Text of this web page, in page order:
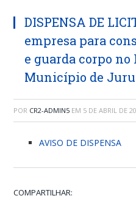
DISPENSA DE
empresa para
e guarda corpo no
Município de
POR CR2-ADMIN5 EM 5 DE ABRIL DE
AVISO DE DISPENSA
COMPARTILHAR: